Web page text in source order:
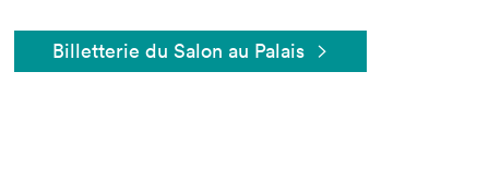
Billetterie du Salon au Palais